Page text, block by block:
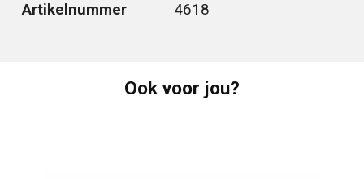
Artikelnummer 4618
Ook voor jou?